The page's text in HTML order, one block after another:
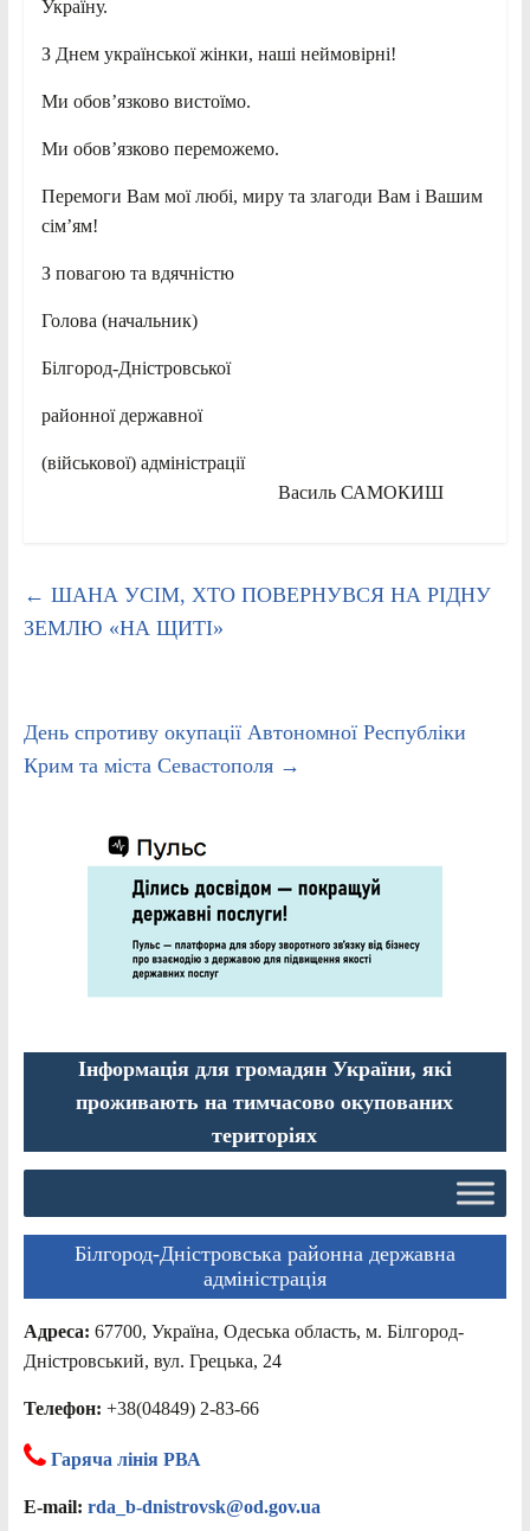
Україну.
З Днем української жінки, наші неймовірні!
Ми обов’язково вистоїмо.
Ми обов’язково переможемо.
Перемоги Вам мої любі, миру та злагоди Вам і Вашим
сім’ям!
З повагою та вдячністю
Голова (начальник)
Білгород-Дністровської
районної державної
(військової) адміністрації
Василь САМОКИШ
← ШАНА УСІМ, ХТО ПОВЕРНУВСЯ НА РІДНУ
ЗЕМЛЮ «НА ЩИТІ»
День спротиву окупації Автономної Республіки
Крим та міста Севастополя →
Інформація для громадян України, які
проживають на тимчасово окупованих
територіях
Білгород-Дністровська районна державна
адміністрація
Адреса: 67700, Україна, Одеська область, м. Білгород-
Дністровський, вул. Грецька, 24
Телефон: +38(04849) 2-83-66
Гаряча лінія РВА
E-mail: rda_b-dnistrovsk@od.gov.ua